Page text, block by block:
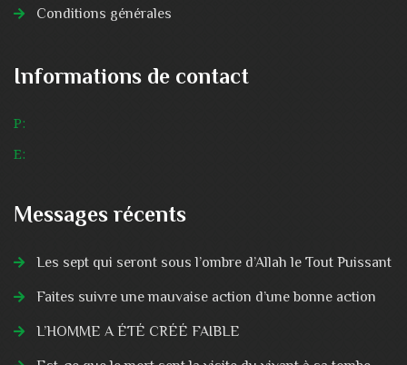
Conditions générales
Informations de contact
P:
E:
Messages récents
Les sept qui seront sous l’ombre d’Allah le Tout Puissant
Faites suivre une mauvaise action d’une bonne action
L’HOMME A ÉTÉ CRÉÉ FAIBLE